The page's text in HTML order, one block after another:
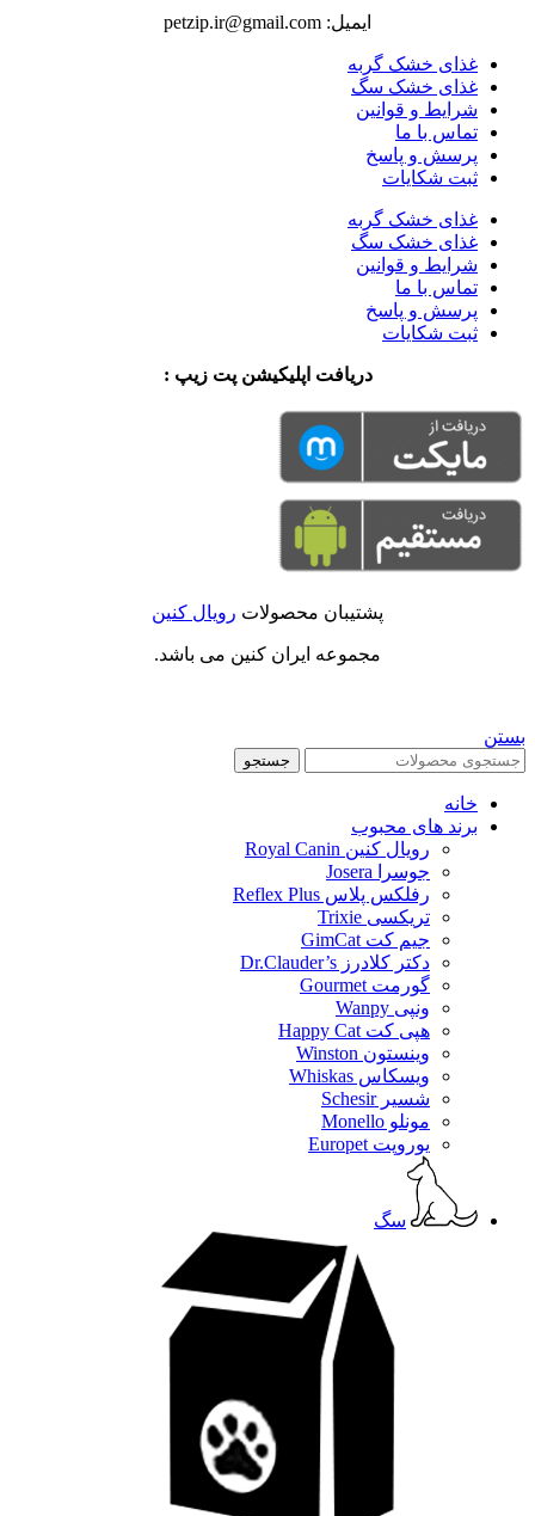
ایمیل: petzip.ir@gmail.com
غذای خشک گربه
غذای خشک سگ
شرایط و قوانین
تماس با ما
پرسش و پاسخ
ثبت شکایات
غذای خشک گربه
غذای خشک سگ
شرایط و قوانین
تماس با ما
پرسش و پاسخ
ثبت شکایات
دریافت اپلیکیشن پت زیپ :
پشتیبان محصولات رویال کنین
مجموعه ایران کنین می باشد.
بستن
جستجو
خانه
برند های محبوب
رویال کنین Royal Canin
جوسرا Josera
رفلکس پلاس Reflex Plus
تریکسی Trixie
جیم کت GimCat
دکتر کلادرز Dr.Clauder’s
گورمت Gourmet
ونپی Wanpy
هپی کت Happy Cat
وینستون Winston
ویسکاس Whiskas
شسیر Schesir
مونلو Monello
یوروپت Europet
سگ